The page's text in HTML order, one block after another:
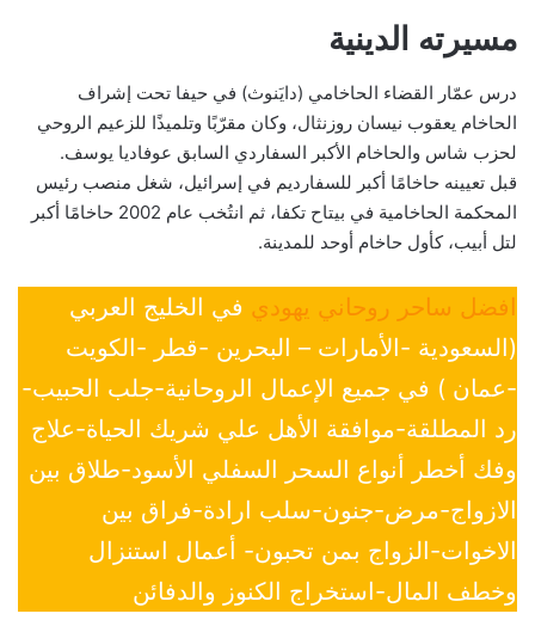
مسيرته الدينية
درس عمّار القضاء الحاخامي (دايَنوث) في حيفا تحت إشراف
الحاخام يعقوب نيسان روزنثال، وكان مقرّبًا وتلميذًا للزعيم الروحي
لحزب شاس والحاخام الأكبر السفاردي السابق عوفاديا يوسف.
قبل تعيينه حاخامًا أكبر للسفارديم في إسرائيل، شغل منصب رئيس
المحكمة الحاخامية في بيتاح تكفا، ثم انتُخب عام 2002 حاخامًا أكبر
لتل أبيب، كأول حاخام أوحد للمدينة.
افضل ساحر روحاني يهودي في الخليج العربي
(السعودية -الأمارات – البحرين -قطر -الكويت
-عمان ) في جميع الإعمال الروحانية-جلب الحبيب-
رد المطلقة-موافقة الأهل علي شريك الحياة-علاج
وفك أخطر أنواع السحر السفلي الأسود-طلاق بين
الازواج-مرض-جنون-سلب ارادة-فراق بين
الاخوات-الزواج بمن تحبون- أعمال استنزال
وخطف المال-استخراج الكنوز والدفائن